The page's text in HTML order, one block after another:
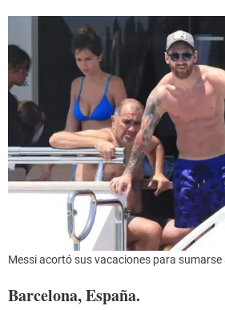
Messi acortó sus vacaciones para
Barcelona, España.